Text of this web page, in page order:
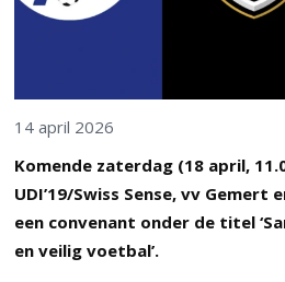
14 april 2026
Komende zaterdag (18 april,
UDI’19/Swiss Sense, vv Gemert
een convenant onder de titel
en veilig voetbal’.